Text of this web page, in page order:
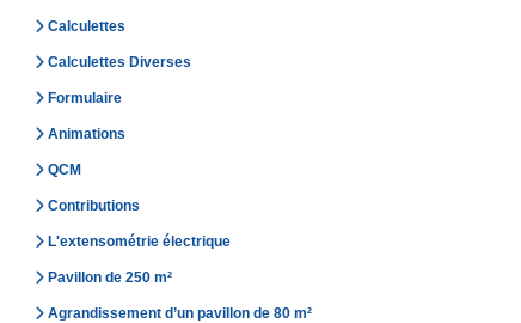
Calculettes
Calculettes Diverses
Formulaire
Animations
QCM
Contributions
L'extensométrie électrique
Pavillon de 250 m²
Agrandissement d’un pavillon de 80 m²